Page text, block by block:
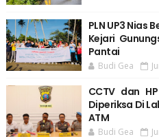
PLN UP3 Nias
Kejari
Pantai
Budi Gea
CCTV dan
Diperiksa Di
ATM
Budi Gea